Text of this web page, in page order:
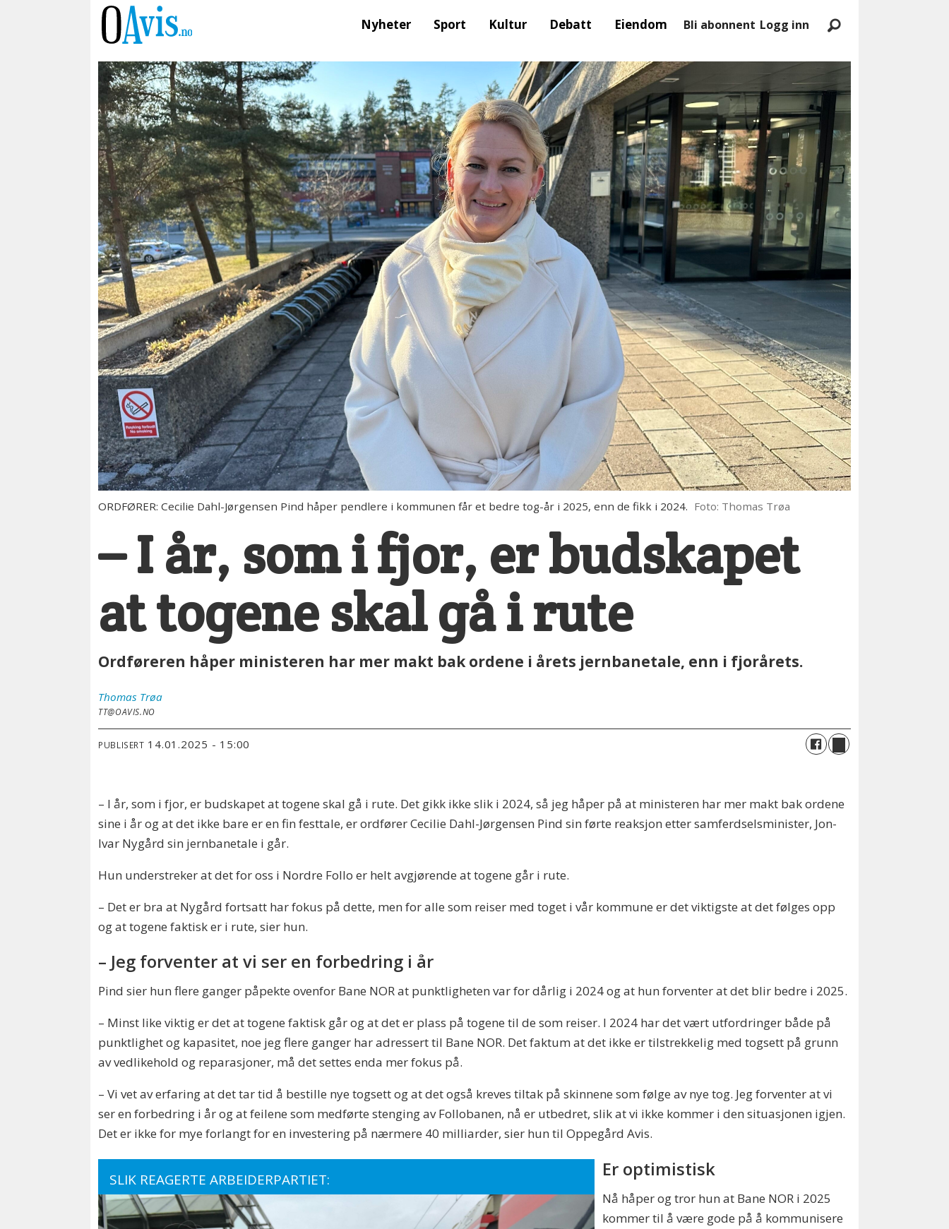
Nyheter Sport Kultur Debatt Eiendom Bli abonnent Logg inn
ORDFØRER: Cecilie Dahl-Jørgensen Pind håper pendlere i kommunen får et bedre tog-år i 2025, enn de fikk i 2024. Foto: Thomas Trøa
– I år, som i fjor, er budskapet
at togene skal gå i rute
Ordføreren håper ministeren har mer makt bak ordene i årets jernbanetale, enn i fjorårets.
Thomas Trøa
TT@OAVIS.NO
PUBLISERT 14.01.2025 - 15:00
– I år, som i fjor, er budskapet at togene skal gå i rute. Det gikk ikke slik i 2024, så jeg håper på at ministeren har mer makt bak ordene
sine i år og at det ikke bare er en fin festtale, er ordfører Cecilie Dahl-Jørgensen Pind sin førte reaksjon etter samferdselsminister, Jon-
Ivar Nygård sin jernbanetale i går.
Hun understreker at det for oss i Nordre Follo er helt avgjørende at togene går i rute.
– Det er bra at Nygård fortsatt har fokus på dette, men for alle som reiser med toget i vår kommune er det viktigste at det følges opp
og at togene faktisk er i rute, sier hun.
– Jeg forventer at vi ser en forbedring i år
Pind sier hun flere ganger påpekte ovenfor Bane NOR at punktligheten var for dårlig i 2024 og at hun forventer at det blir bedre i 2025.
– Minst like viktig er det at togene faktisk går og at det er plass på togene til de som reiser. I 2024 har det vært utfordringer både på
punktlighet og kapasitet, noe jeg flere ganger har adressert til Bane NOR. Det faktum at det ikke er tilstrekkelig med togsett på grunn
av vedlikehold og reparasjoner, må det settes enda mer fokus på.
– Vi vet av erfaring at det tar tid å bestille nye togsett og at det også kreves tiltak på skinnene som følge av nye tog. Jeg forventer at vi
ser en forbedring i år og at feilene som medførte stenging av Follobanen, nå er utbedret, slik at vi ikke kommer i den situasjonen igjen.
Det er ikke for mye forlangt for en investering på nærmere 40 milliarder, sier hun til Oppegård Avis.
SLIK REAGERTE ARBEIDERPARTIET: Er optimistisk
Nå håper og tror hun at Bane NOR i 2025
kommer til å være gode på å kommunisere